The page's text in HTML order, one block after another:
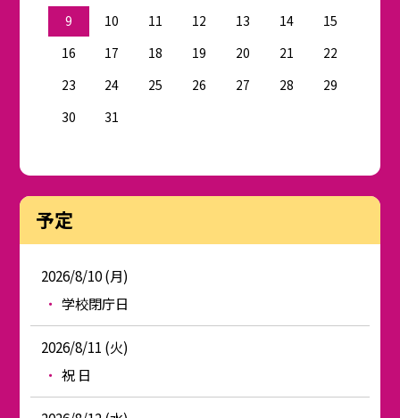
9
10 11 12 13 14
15
16
17 18 19 20 21
22
23
24 25 26 27 28
29
30
31
予定
2026/8/10 (月)
学校閉庁日
2026/8/11 (火)
祝 日